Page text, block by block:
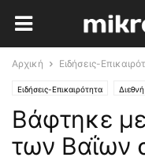
Αρχική Ειδήσεις-
Ειδήσεις-Επικαιρότητα Διεθνή
Βάφτηκε
των Βαΐων